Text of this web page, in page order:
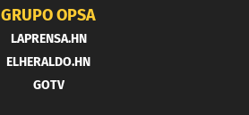
GRUPO OPSA
LAPRENSA.HN
ELHERALDO.HN
GOTV